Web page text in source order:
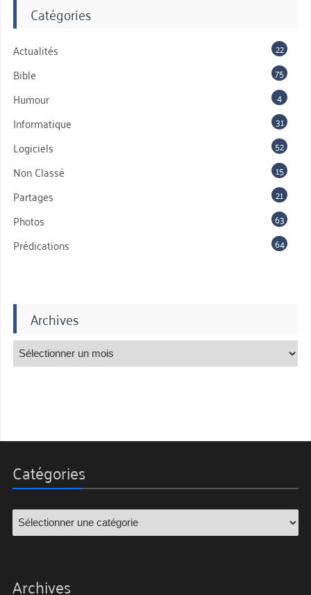
Catégories
Actualités 22
Bible 75
Humour 4
Informatique 31
Logiciels 52
Non Classé 15
Partages 21
Photos 63
Prédications 64
Archives
Catégories
Archives